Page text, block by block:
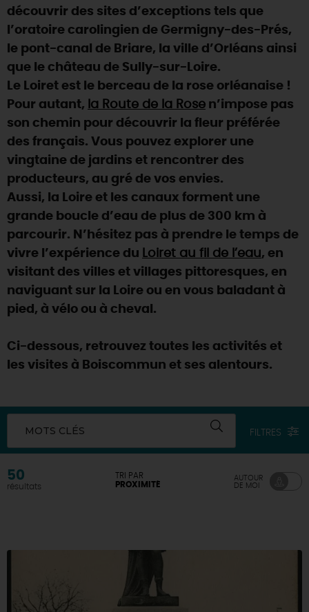
DEMAIN
CE WEEK-END
CETTE SEMAINE
TOUT L'AGENDA
découvrir des sites d’exceptions tels que
l’oratoire carolingien de Germigny-des-Prés,
le pont-canal de Briare, la ville d’Orléans ainsi
que le château de Sully-sur-Loire.
Le Loiret est le berceau de la rose orléanaise !
Pour autant, la Route de la Rose n’impose pas
son chemin pour découvrir la fleur préférée
des français. Vous pouvez explorer une
vingtaine de jardins et rencontrer des
producteurs, au gré de vos envies.
Aussi, la Loire et les canaux forment une
grande boucle d’eau de plus de 300 km à
parcourir. N’hésitez pas à prendre le temps de
vivre l’expérience du Loiret au fil de l’eau, en
visitant des villes et villages pittoresques, en
naviguant sur la Loire ou en vous baladant à
pied, à vélo ou à cheval.
Ci-dessous, retrouvez toutes les activités et
les visites à Boiscommun et ses alentours.
MOTS CLÉS FILTRES
50
résultats
TRI PAR
PROXIMITÉ
AUTOUR
DE MOI